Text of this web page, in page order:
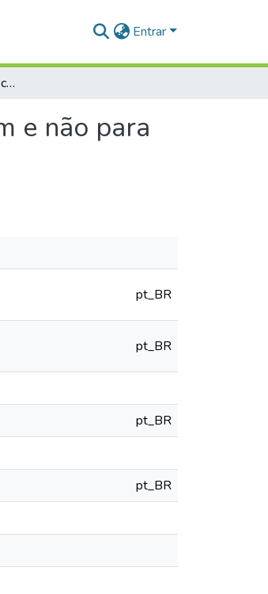
Entrar
Fungos micorrízicos arbusculares quanto mais, melhor? Sim e não para mudas de Handroanthus serratifolius (Vahl) S. O. Grose
e não para
pt_BR
pt_BR
pt_BR
pt_BR